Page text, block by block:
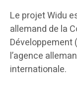
Le projet Widu
allemand de la
Développement
l’agence
internationale.